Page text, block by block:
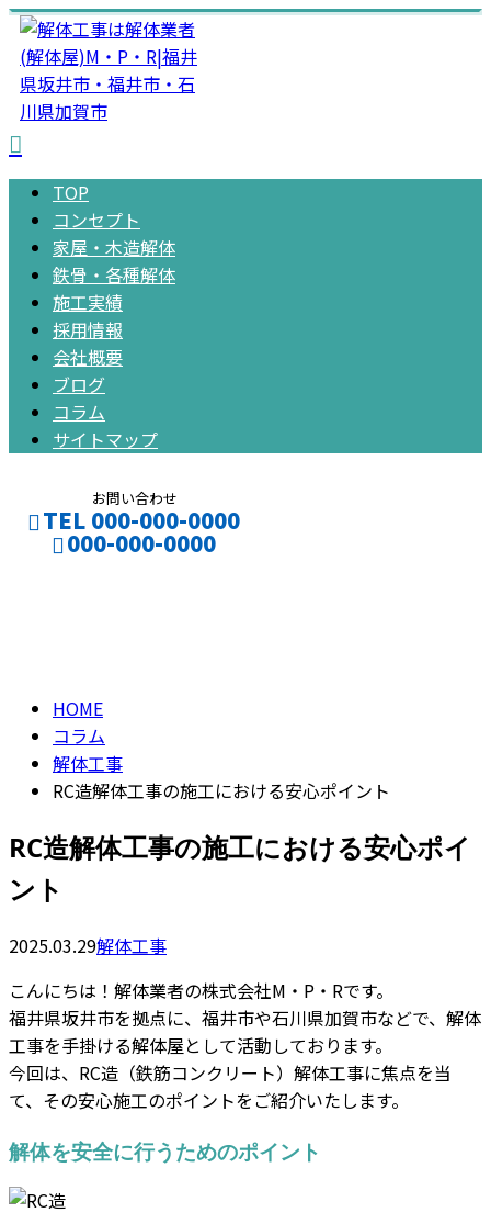
TOP
コンセプト
家屋・木造解体
鉄骨・各種解体
施工実績
採用情報
会社概要
ブログ
コラム
サイトマップ
お問い合わせ
TEL 000-000-0000
000-000-0000
HOME
コラム
解体工事
RC造解体工事の施工における安心ポイント
RC造解体工事の施工における安心ポイ
ント
2025.03.29解体工事
こんにちは！解体業者の株式会社M・P・Rです。
福井県坂井市を拠点に、福井市や石川県加賀市などで、解体
工事を手掛ける解体屋として活動しております。
今回は、RC造（鉄筋コンクリート）解体工事に焦点を当
て、その安心施工のポイントをご紹介いたします。
解体を安全に行うためのポイント